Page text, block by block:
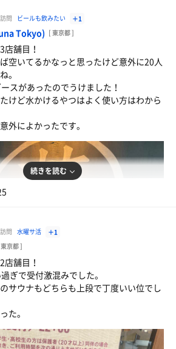
ば 大盛り
ビール
問 ビールも飲みたい ＋1
Tokyo) [ 東京都 ]
店舗目！
空いてるかなっと思ったけど意外に20人
。
スがあったのでうけました！
けど水かけるやつはよく使い方はわから
外によかったです。
続きを読む
問 水曜サ活 ＋1
京都 ]
店舗目！
ぎで受付激混みでした。
サウナもどちらも上段で丁度いい位でし
た。